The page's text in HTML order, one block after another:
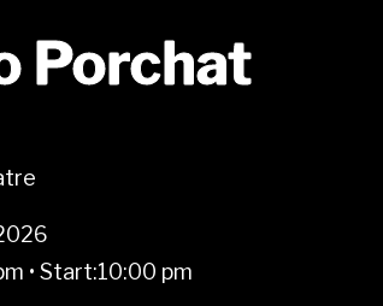
Porchat
• Start:10:00 pm